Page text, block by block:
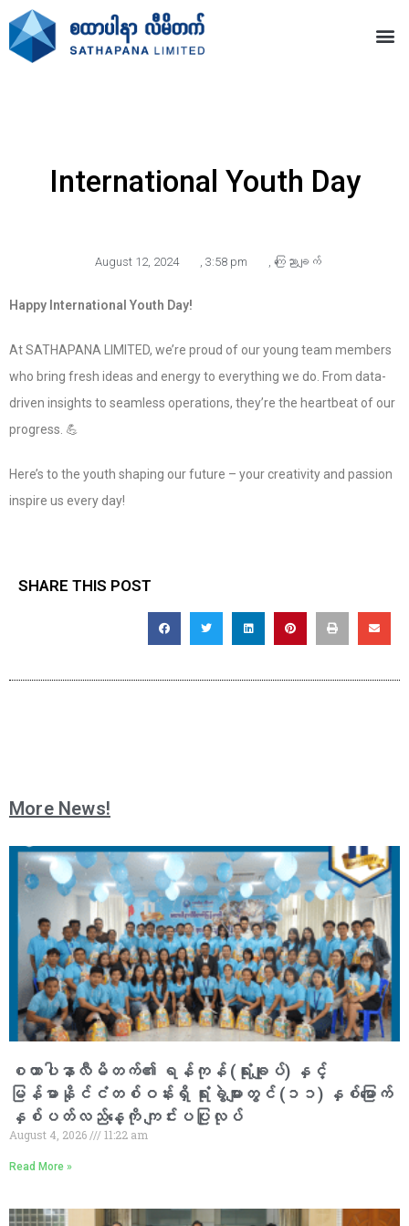
International Youth Day
August 12, 2024 3:58 pm ကြေညာချက်
Happy International Youth Day!
At SATHAPANA LIMITED, we’re proud of our young team members
who bring fresh ideas and energy to everything we do. From data-
driven insights to seamless operations, they’re the heartbeat of our
progress. 💪
Here’s to the youth shaping our future – your creativity and passion
inspire us every day!
SHARE THIS POST
More News!
စထာပါနာလီမိတက်၏ ရန်ကုန် (ရုံးချုပ်) နှင့်
မြန်မာနိုင်ငံတစ်ဝန်းရှိ ရုံးခွဲများတွင် (၁၁) နှစ်မြောက်
နှစ်ပတ်လည်နေ့ကို ကျင်းပပြုလုပ်
August 4, 2026 11:22 am
Read More »